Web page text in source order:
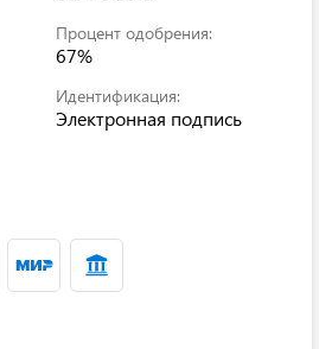
Процент одобрения:
67%
Идентификация:
Электронная подпись